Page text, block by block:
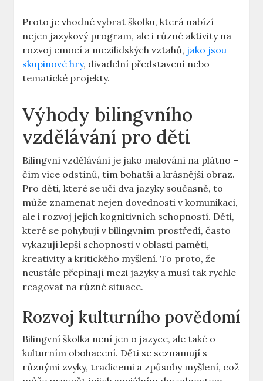
Proto je vhodné vybrat školku, která nabízí
nejen jazykový program, ale i různé aktivity na
rozvoj emocí a mezilidských vztahů, jako jsou
skupinové hry, divadelní představení nebo
tematické projekty.
Výhody bilingvního
vzdělávání pro děti
Bilingvní vzdělávání je jako malování na plátno –
čím více odstínů, tím bohatší a krásnější obraz.
Pro děti, které se učí dva jazyky současně, to
může znamenat nejen dovednosti v komunikaci,
ale i rozvoj jejich kognitivních schopností. Děti,
které se pohybují v bilingvním prostředí, často
vykazují lepší schopnosti v oblasti paměti,
kreativity a kritického myšlení. To proto, že
neustále přepínají mezi jazyky a musí tak rychle
reagovat na různé situace.
Rozvoj kulturního povědomí
Bilingvní školka není jen o jazyce, ale také o
kulturním obohacení. Děti se seznamují s
různými zvyky, tradicemi a způsoby myšlení, což